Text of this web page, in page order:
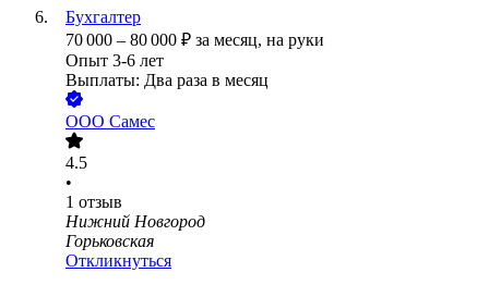
Бухгалтер
70 000 – 80 000 ₽ за месяц, на руки
Опыт 3-6 лет
Выплаты: Два раза в месяц
ООО Самес
4.5
•
1 отзыв
Нижний Новгород
Горьковская
Откликнуться